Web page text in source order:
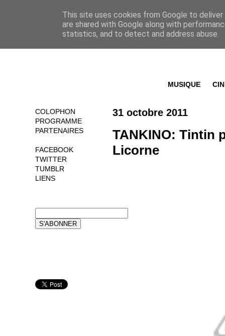
MUSIQUE
31 octobre 2011
TANKINO: Tintin
Licorne
COLOPHON
PROGRAMME
PARTENAIRES
FACEBOOK
TWITTER
TUMBLR
LIENS
This site uses cookies from Google to
are shared with Google along with
statistics, and to detect and address abuse.